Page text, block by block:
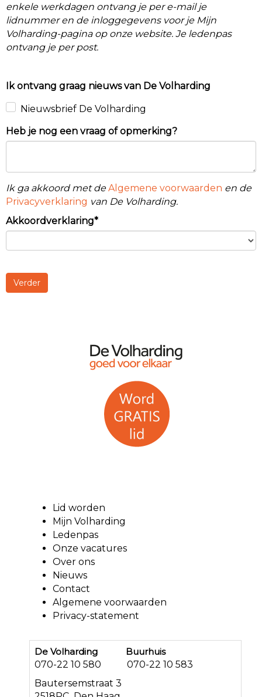
enkele werkdagen ontvang je per e-mail je
lidnummer en de inloggegevens voor je Mijn
Volharding-pagina op onze website. Je ledenpas
ontvang je per post.
Ik ontvang graag nieuws van De Volharding
Nieuwsbrief De Volharding
Heb je nog een vraag of opmerking?
Ik ga akkoord met deAlgemene voorwaarden en de
Privacyverklaring van De Volharding.
Akkoordverklaring*
Verder
Lid worden
Mijn Volharding
Ledenpas
Onze vacatures
Over ons
Nieuws
Contact
Algemene voorwaarden
Privacy-statement
De Volharding Buurhuis
070-22 10 580 070-22 10 583
Bautersemstraat 3